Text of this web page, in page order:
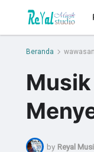
Beranda
by Reyal